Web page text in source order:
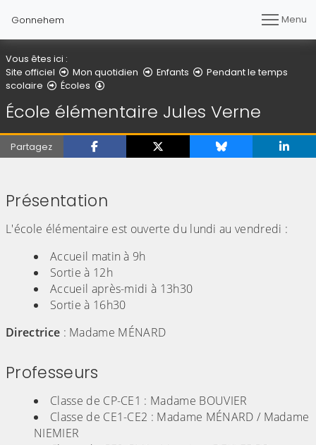
Gonnehem Menu
Vous êtes ici :
Site officiel
Mon quotidien Enfants
Pendant le temps
scolaire
Écoles
École élémentaire Jules Verne
Partagez
Présentation
L'école élémentaire est ouverte du lundi au vendredi :
Accueil matin à 9h
Sortie à 12h
Accueil après-midi à 13h30
Sortie à 16h30
Directrice : Madame MÉNARD
Professeurs
Classe de CP-CE1 : Madame BOUVIER
Classe de CE1-CE2 : Madame MÉNARD / Madame
NIEMIER